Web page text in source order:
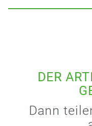
DER
Dann